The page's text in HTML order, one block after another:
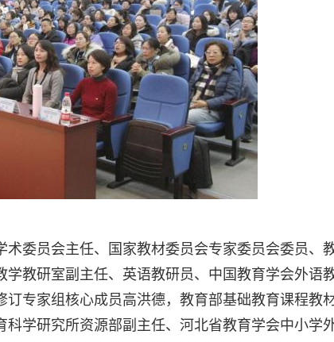
委员会主任、国家教材委员会专家委员会委员、
教研室副主任、英语教研员、中国教育学会外语
专家组核心成员高洪德，教育部基础教育课程教
学研究所资源部副主任、河北省教育学会中小学